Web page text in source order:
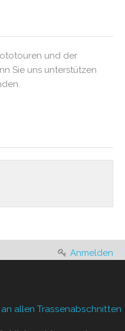
und der
Sie uns unterstützen
Anmelden
allen Trassenabschnitten